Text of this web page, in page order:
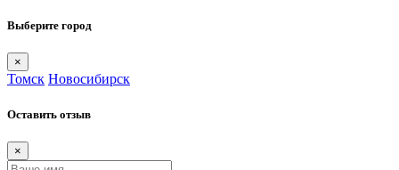
Выберите город
×
Томск Новосибирск
Оставить отзыв
×